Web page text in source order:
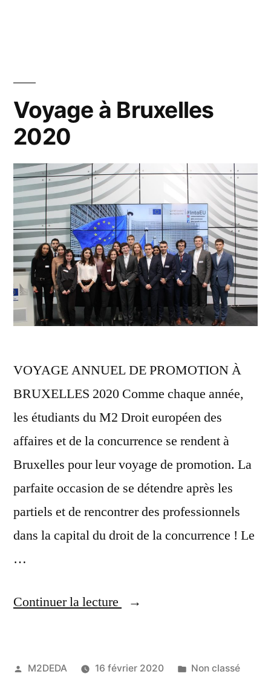
Voyage à Bruxelles
2020
VOYAGE ANNUEL DE PROMOTION À
BRUXELLES 2020 Comme chaque année,
les étudiants du M2 Droit européen des
affaires et de la concurrence se rendent à
Bruxelles pour leur voyage de promotion. La
parfaite occasion de se détendre après les
partiels et de rencontrer des professionnels
dans la capital du droit de la concurrence ! Le
…
Continuer la lecture
M2DEDA 16 février 2020 Non classé